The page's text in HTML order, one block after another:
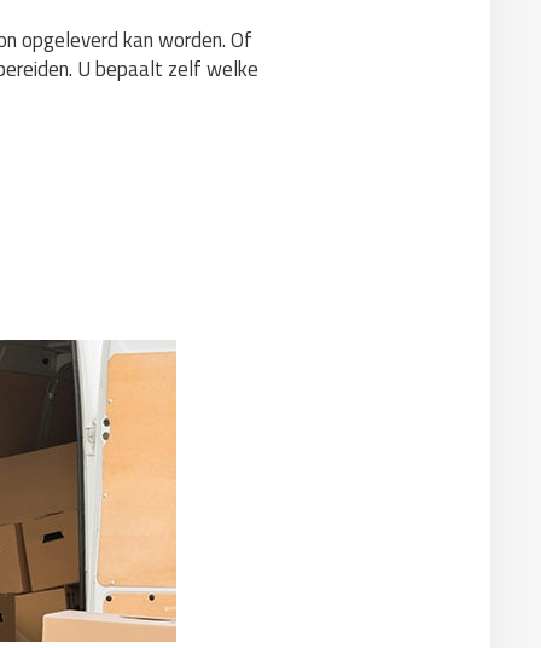
opgeleverd kan worden. Of
U bepaalt zelf welke